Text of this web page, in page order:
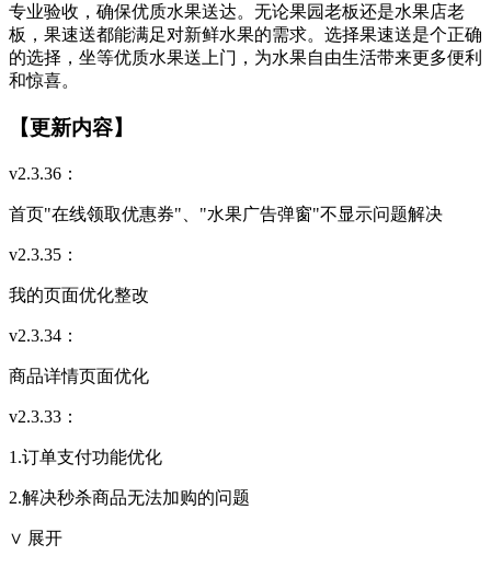
专业验收，确保优质水果送达。无论果园老板还是水果店老
板，果速送都能满足对新鲜水果的需求。选择果速送是个正确
的选择，坐等优质水果送上门，为水果自由生活带来更多便利
和惊喜。
【更新内容】
v2.3.36：
首页"在线领取优惠券"、"水果广告弹窗"不显示问题解决
v2.3.35：
我的页面优化整改
v2.3.34：
商品详情页面优化
v2.3.33：
1.订单支付功能优化
2.解决秒杀商品无法加购的问题
∨ 展开